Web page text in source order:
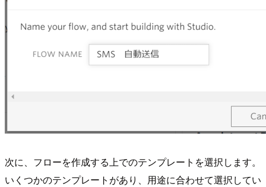
次に、フローを作成する上でのテンプレートを選択します。
いくつかのテンプレートがあり、用途に合わせて選択してい